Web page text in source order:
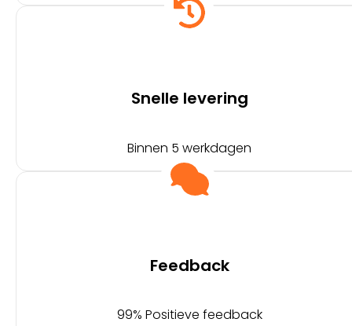
Snelle levering
Binnen 5 werkdagen
Feedback
99% Positieve feedback